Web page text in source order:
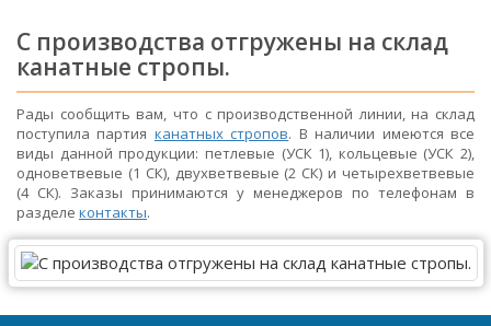
С производства отгружены на склад
канатные стропы.
Рады сообщить вам, что с производственной линии, на склад
поступила партия канатных стропов. В наличии имеются все
виды данной продукции: петлевые (УСК 1), кольцевые (УСК 2),
одноветвевые (1 СК), двухветвевые (2 СК) и четырехветвевые
(4 СК). Заказы принимаются у менеджеров по телефонам в
разделе контакты.